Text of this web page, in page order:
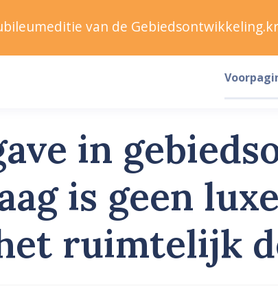
in
is geen
ruimtelijk
van de